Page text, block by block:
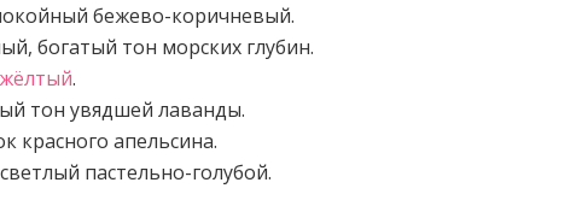
бежево-коричневый.
богатый тон морских глубин.
.
тон увядшей лаванды.
красного апельсина.
пастельно-голубой.